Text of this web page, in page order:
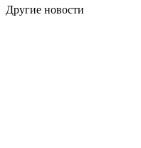
Другие новости